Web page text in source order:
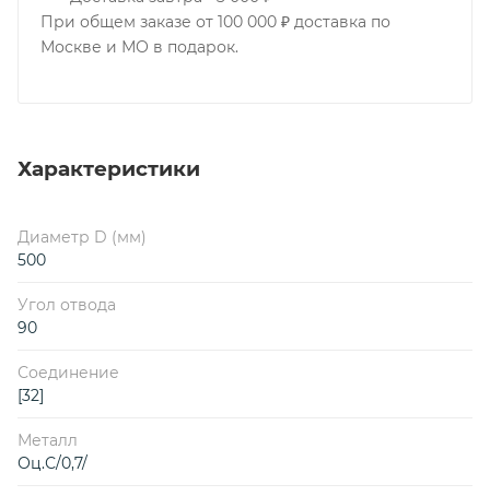
При общем заказе от 100 000 ₽ доставка по
Москве и МО в подарок.
Характеристики
Диаметр D (мм)
500
Угол отвода
90
Соединение
[32]
Металл
Оц.С/0,7/